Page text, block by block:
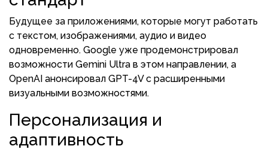
Будущее за приложениями, которые могут работать
с текстом, изображениями, аудио и видео
одновременно. Google уже продемонстрировал
возможности Gemini Ultra в этом направлении, а
OpenAI анонсировал GPT-4V с расширенными
визуальными возможностями.
Персонализация и
адаптивность